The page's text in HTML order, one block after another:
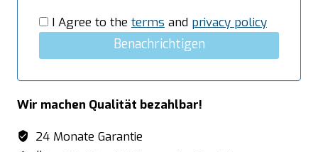
K200
weiß
Menge
I Agree to the terms and privacy policy
Benachrichtigen
Wir machen Qualität bezahlbar!
24 Monate Garantie